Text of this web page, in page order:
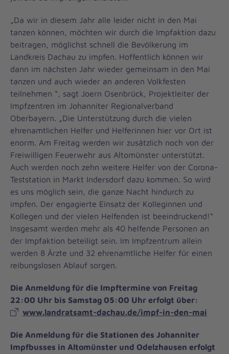
„Da wir in diesem Jahr alle leider nicht in den Mai
tanzen können, möchten wir durch die Impfaktion dazu
beitragen, möglichst schnell die Bevölkerung im
Landkreis Dachau zu impfen. Hoffentlich können wir
dann im nächsten Jahr wieder gemeinsam in den Mai
tanzen und auch wieder an anderen Volkfesten
teilnehmen “, sagt Joern Osenbrück, Projektleiter der
Impfzentren im Johanniter Regionalverband
Oberbayern. „Die Unterstützung durch die vielen
ehrenamtlichen Helfer und Helferinnen hier vor Ort ist
enorm. Am Freitag werden wir zusätzlich noch von der
Freiwilligen Feuerwehr aus Altomünster unterstützt.
Auch werden noch zehn weitere Helfer von der Corona-
Teststation in Markt Indersdorf dazu kommen. So wird
es uns möglich sein, die ganze Nacht hindurch zu
impfen. Der engagierte Einsatz der Kolleginnen und
Kollegen und der vielen Helfenden ist beeindruckend!“
Insgesamt werden mehr als 40 helfende Personen an
der Impfaktion beteiligt sein. Im Impfzentrum allein
werden 8 Ärzte und 32 ehrenamtliche Helfer für einen
reibungslosen Ablauf sorgen.
Die Anmeldung für die Impftermine von Freitag
22:00 Uhr bis Samstag 05:00 Uhr erfolgt über:
www.landratsamt-dachau.de/impf-in-den-mai
Die Anmeldung für die Stationen des Johanniter
Impfbusses in Altomünster und Odelzhausen erfolgt